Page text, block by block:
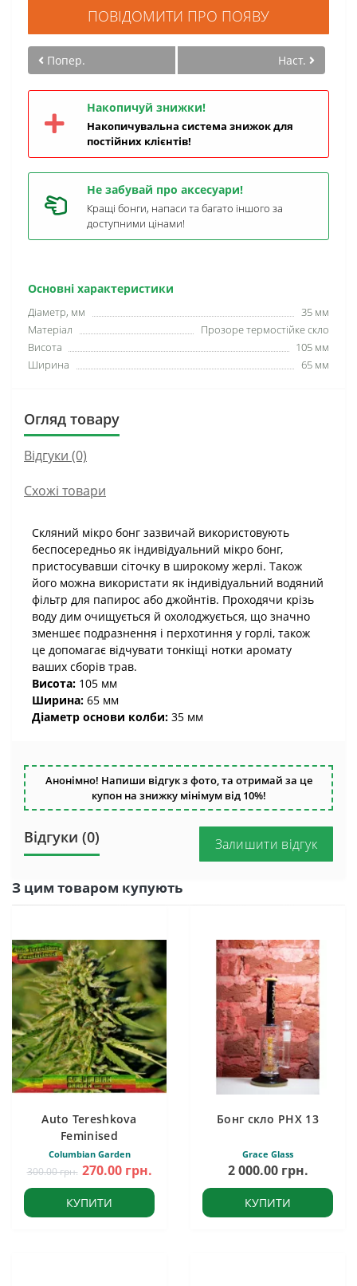
Основні характеристики
Діаметр, мм
35 мм
Матеріал
Прозоре термостійке скло
Висота
105 мм
Ширина
65 мм
ПОВІДОМИТИ ПРО ПОЯВУ
Попер. Наст.
Накопичуй знижки!
Накопичувальна система знижок для
постійних клієнтів!
Не забувай про аксесуари!
Кращі бонги, напаси та багато іншого за
доступними цінами!
Огляд товару
Відгуки (0)
Схожі товари
Скляний мікро бонг зазвичай використовують
беспосередньо як індивідуальний мікро бонг,
пристосувавши сіточку в широкому жерлі. Також
його можна використати як індивідуальний водяний
фільтр для папирос або джойнтів. Проходячи крізь
воду дим очищується й охолоджується, що значно
зменшеє подразнення і перхотиння у горлі, також
це допомагає відчувати тонкіщі нотки аромату
ваших сборів трав.
Висота: 105 мм
Ширина: 65 мм
Діаметр основи колби: 35 мм
Анонімно! Напиши відгук з фото, та отримай за це
купон на знижку мінімум від 10%!
Відгуки (0) Залишити відгук
З цим товаром купують
Auto Tereshkova
Feminised
Columbian Garden
300.00 грн. 270.00 грн.
КУПИТИ
Бонг скло PHX 13
Grace Glass
2 000.00 грн.
КУПИТИ